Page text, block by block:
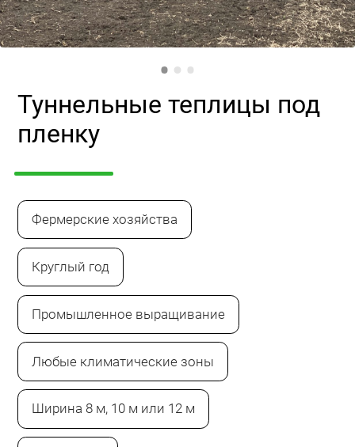
Туннельные теплицы под
пленку
Фермерские хозяйства
Круглый год
Промышленное выращивание
Любые климатические зоны
Ширина 8 м, 10 м или 12 м